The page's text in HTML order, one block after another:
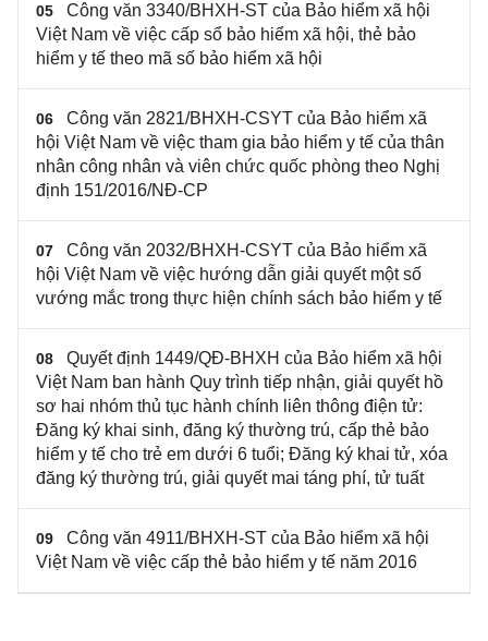
05
Công văn 3340/BHXH-ST của Bảo hiểm xã hội
Việt Nam về việc cấp sổ bảo hiểm xã hội, thẻ bảo
hiểm y tế theo mã số bảo hiểm xã hội
06
Công văn 2821/BHXH-CSYT của Bảo hiểm xã
hội Việt Nam về việc tham gia bảo hiểm y tế của thân
nhân công nhân và viên chức quốc phòng theo Nghị
định 151/2016/NĐ-CP
07
Công văn 2032/BHXH-CSYT của Bảo hiểm xã
hội Việt Nam về việc hướng dẫn giải quyết một số
vướng mắc trong thực hiện chính sách bảo hiểm y tế
08
Quyết định 1449/QĐ-BHXH của Bảo hiểm xã hội
Việt Nam ban hành Quy trình tiếp nhận, giải quyết hồ
sơ hai nhóm thủ tục hành chính liên thông điện tử:
Đăng ký khai sinh, đăng ký thường trú, cấp thẻ bảo
hiểm y tế cho trẻ em dưới 6 tuổi; Đăng ký khai tử, xóa
đăng ký thường trú, giải quyết mai táng phí, tử tuất
09
Công văn 4911/BHXH-ST của Bảo hiểm xã hội
Việt Nam về việc cấp thẻ bảo hiểm y tế năm 2016